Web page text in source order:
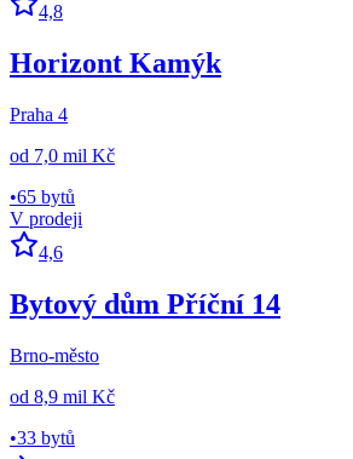
4,8
Horizont Kamýk
Praha 4
od 7,0 mil Kč
•65 bytů
V prodeji
4,6
Bytový dům Příční 14
Brno-město
od 8,9 mil Kč
•33 bytů